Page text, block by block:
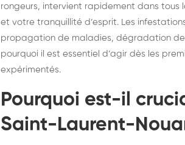
rongeurs, intervient rapidement dans
et votre tranquillité d’esprit. Les
propagation de maladies, dégradation
pourquoi il est essentiel d’agir dès les
expérimentés.
Pourquoi est-il
Saint-Laurent-